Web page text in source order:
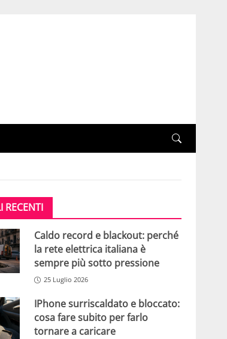
RECENTI
Caldo record e blackout: perché
la rete elettrica italiana è
sempre più sotto pressione
25 Luglio 2026
IPhone surriscaldato e bloccato:
cosa fare subito per farlo
tornare a caricare